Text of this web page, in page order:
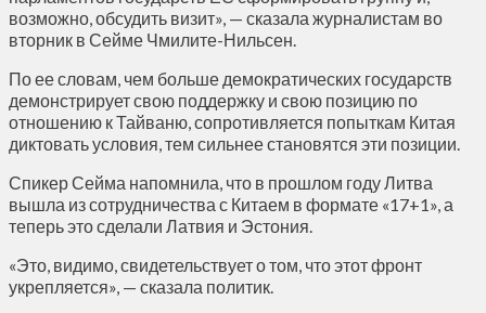
возможно, обсудить визит», — сказала журналистам во
вторник в Сейме Чмилите-Нильсен.
По ее словам, чем больше демократических государств
демонстрирует свою поддержку и свою позицию по
отношению к Тайваню, сопротивляется попыткам Китая
диктовать условия, тем сильнее становятся эти позиции.
Спикер Сейма напомнила, что в прошлом году Литва
вышла из сотрудничества с Китаем в формате «17+1», а
теперь это сделали Латвия и Эстония.
«Это, видимо, свидетельствует о том, что этот фронт
укрепляется», — сказала политик.